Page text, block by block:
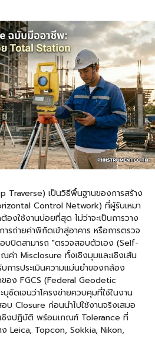
Traverse) เป็นวิธีพื้นฐานของการสร้าง
Control Network) ที่ผู้รับเหมา
องใช้งานบ่อยที่สุด ไม่ว่าจะเป็นการวาง
รถ่ายค่าพิกัดเข้าสู่อาคาร หรือการตรวจ
บปิดสามารถ "ตรวจสอบตัวเอง (Self-
ค่า Misclosure ทั้งเชิงมุมและเชิงเส้น
การประเมินความแม่นยำของกล้อง
อง FGCS (Federal Geodetic
ดเจนว่าโครงข่ายควบคุมที่ใช้ในงาน
บ Closure ก่อนนำไปใช้งานจริงเสมอ
ชิงปฏิบัติ พร้อมเกณฑ์ Tolerance ที่
Leica, Topcon, Sokkia, Nikon,